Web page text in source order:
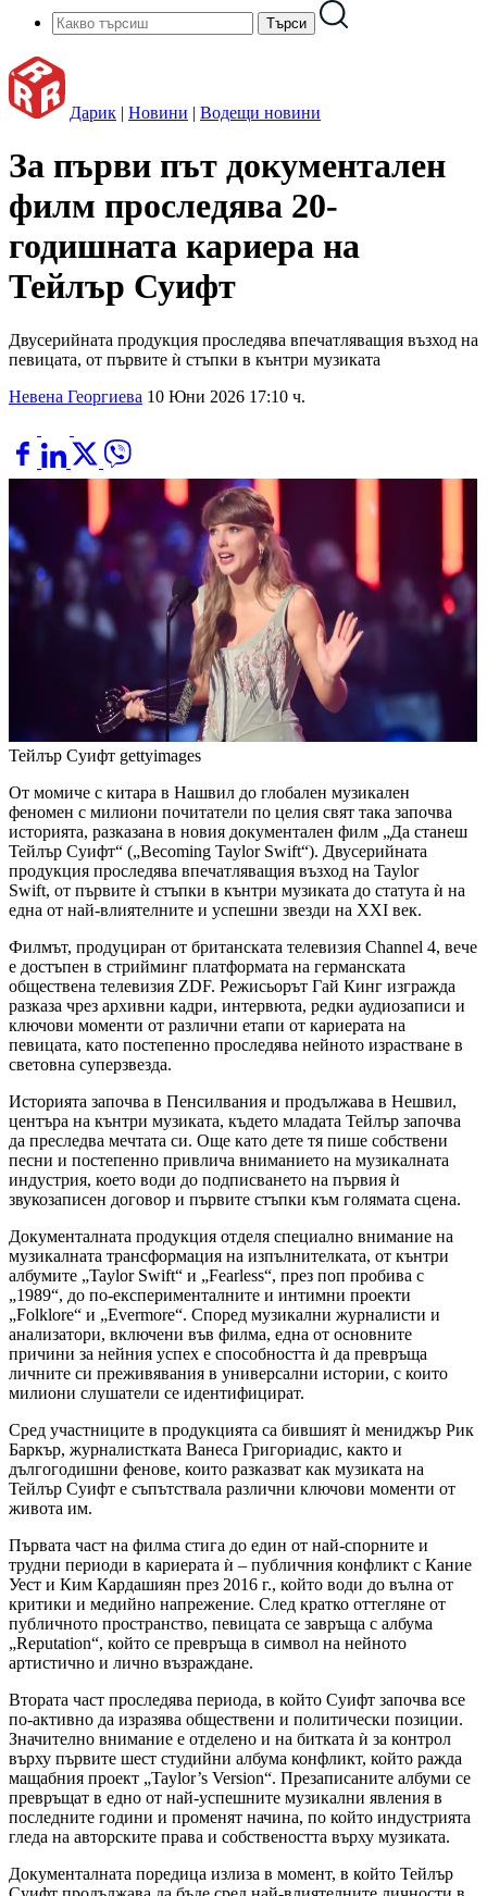
Дарик | Новини | Водещи новини
За първи път документален
филм проследява 20-
годишната кариера на
Тейлър Суифт
Двусерийната продукция проследява впечатляващия възход на
певицата, от първите ѝ стъпки в кънтри музиката
Невена Георгиева 10 Юни 2026 17:10 ч.
Тейлър Суифт gettyimages
От момиче с китара в Нашвил до глобален музикален
феномен с милиони почитатели по целия свят така започва
историята, разказана в новия документален филм „Да станеш
Тейлър Суифт“ („Becoming Taylor Swift“). Двусерийната
продукция проследява впечатляващия възход на Taylor
Swift, от първите ѝ стъпки в кънтри музиката до статута ѝ на
една от най-влиятелните и успешни звезди на XXI век.
Филмът, продуциран от британската телевизия Channel 4, вече
е достъпен в стрийминг платформата на германската
обществена телевизия ZDF. Режисьорът Гай Кинг изгражда
разказа чрез архивни кадри, интервюта, редки аудиозаписи и
ключови моменти от различни етапи от кариерата на
певицата, като постепенно проследява нейното израстване в
световна суперзвезда.
Историята започва в Пенсилвания и продължава в Нешвил,
центъра на кънтри музиката, където младата Тейлър започва
да преследва мечтата си. Още като дете тя пише собствени
песни и постепенно привлича вниманието на музикалната
индустрия, което води до подписването на първия ѝ
звукозаписен договор и първите стъпки към голямата сцена.
Документалната продукция отделя специално внимание на
музикалната трансформация на изпълнителката, от кънтри
албумите „Taylor Swift“ и „Fearless“, през поп пробива с
„1989“, до по-експерименталните и интимни проекти
„Folklore“ и „Evermore“. Според музикални журналисти и
анализатори, включени във филма, една от основните
причини за нейния успех е способността ѝ да превръща
личните си преживявания в универсални истории, с които
милиони слушатели се идентифицират.
Сред участниците в продукцията са бившият ѝ мениджър Рик
Баркър, журналистката Ванеса Григориадис, както и
дългогодишни фенове, които разказват как музиката на
Тейлър Суифт е съпътствала различни ключови моменти от
живота им.
Първата част на филма стига до един от най-спорните и
трудни периоди в кариерата ѝ – публичния конфликт с Кание
Уест и Ким Кардашиян през 2016 г., който води до вълна от
критики и медийно напрежение. След кратко оттегляне от
публичното пространство, певицата се завръща с албума
„Reputation“, който се превръща в символ на нейното
артистично и лично възраждане.
Втората част проследява периода, в който Суифт започва все
по-активно да изразява обществени и политически позиции.
Значително внимание е отделено и на битката ѝ за контрол
върху първите шест студийни албума конфликт, който ражда
мащабния проект „Taylor’s Version“. Презаписаните албуми се
превръщат в едно от най-успешните музикални явления в
последните години и променят начина, по който индустрията
гледа на авторските права и собствеността върху музиката.
Документалната поредица излиза в момент, в който Тейлър